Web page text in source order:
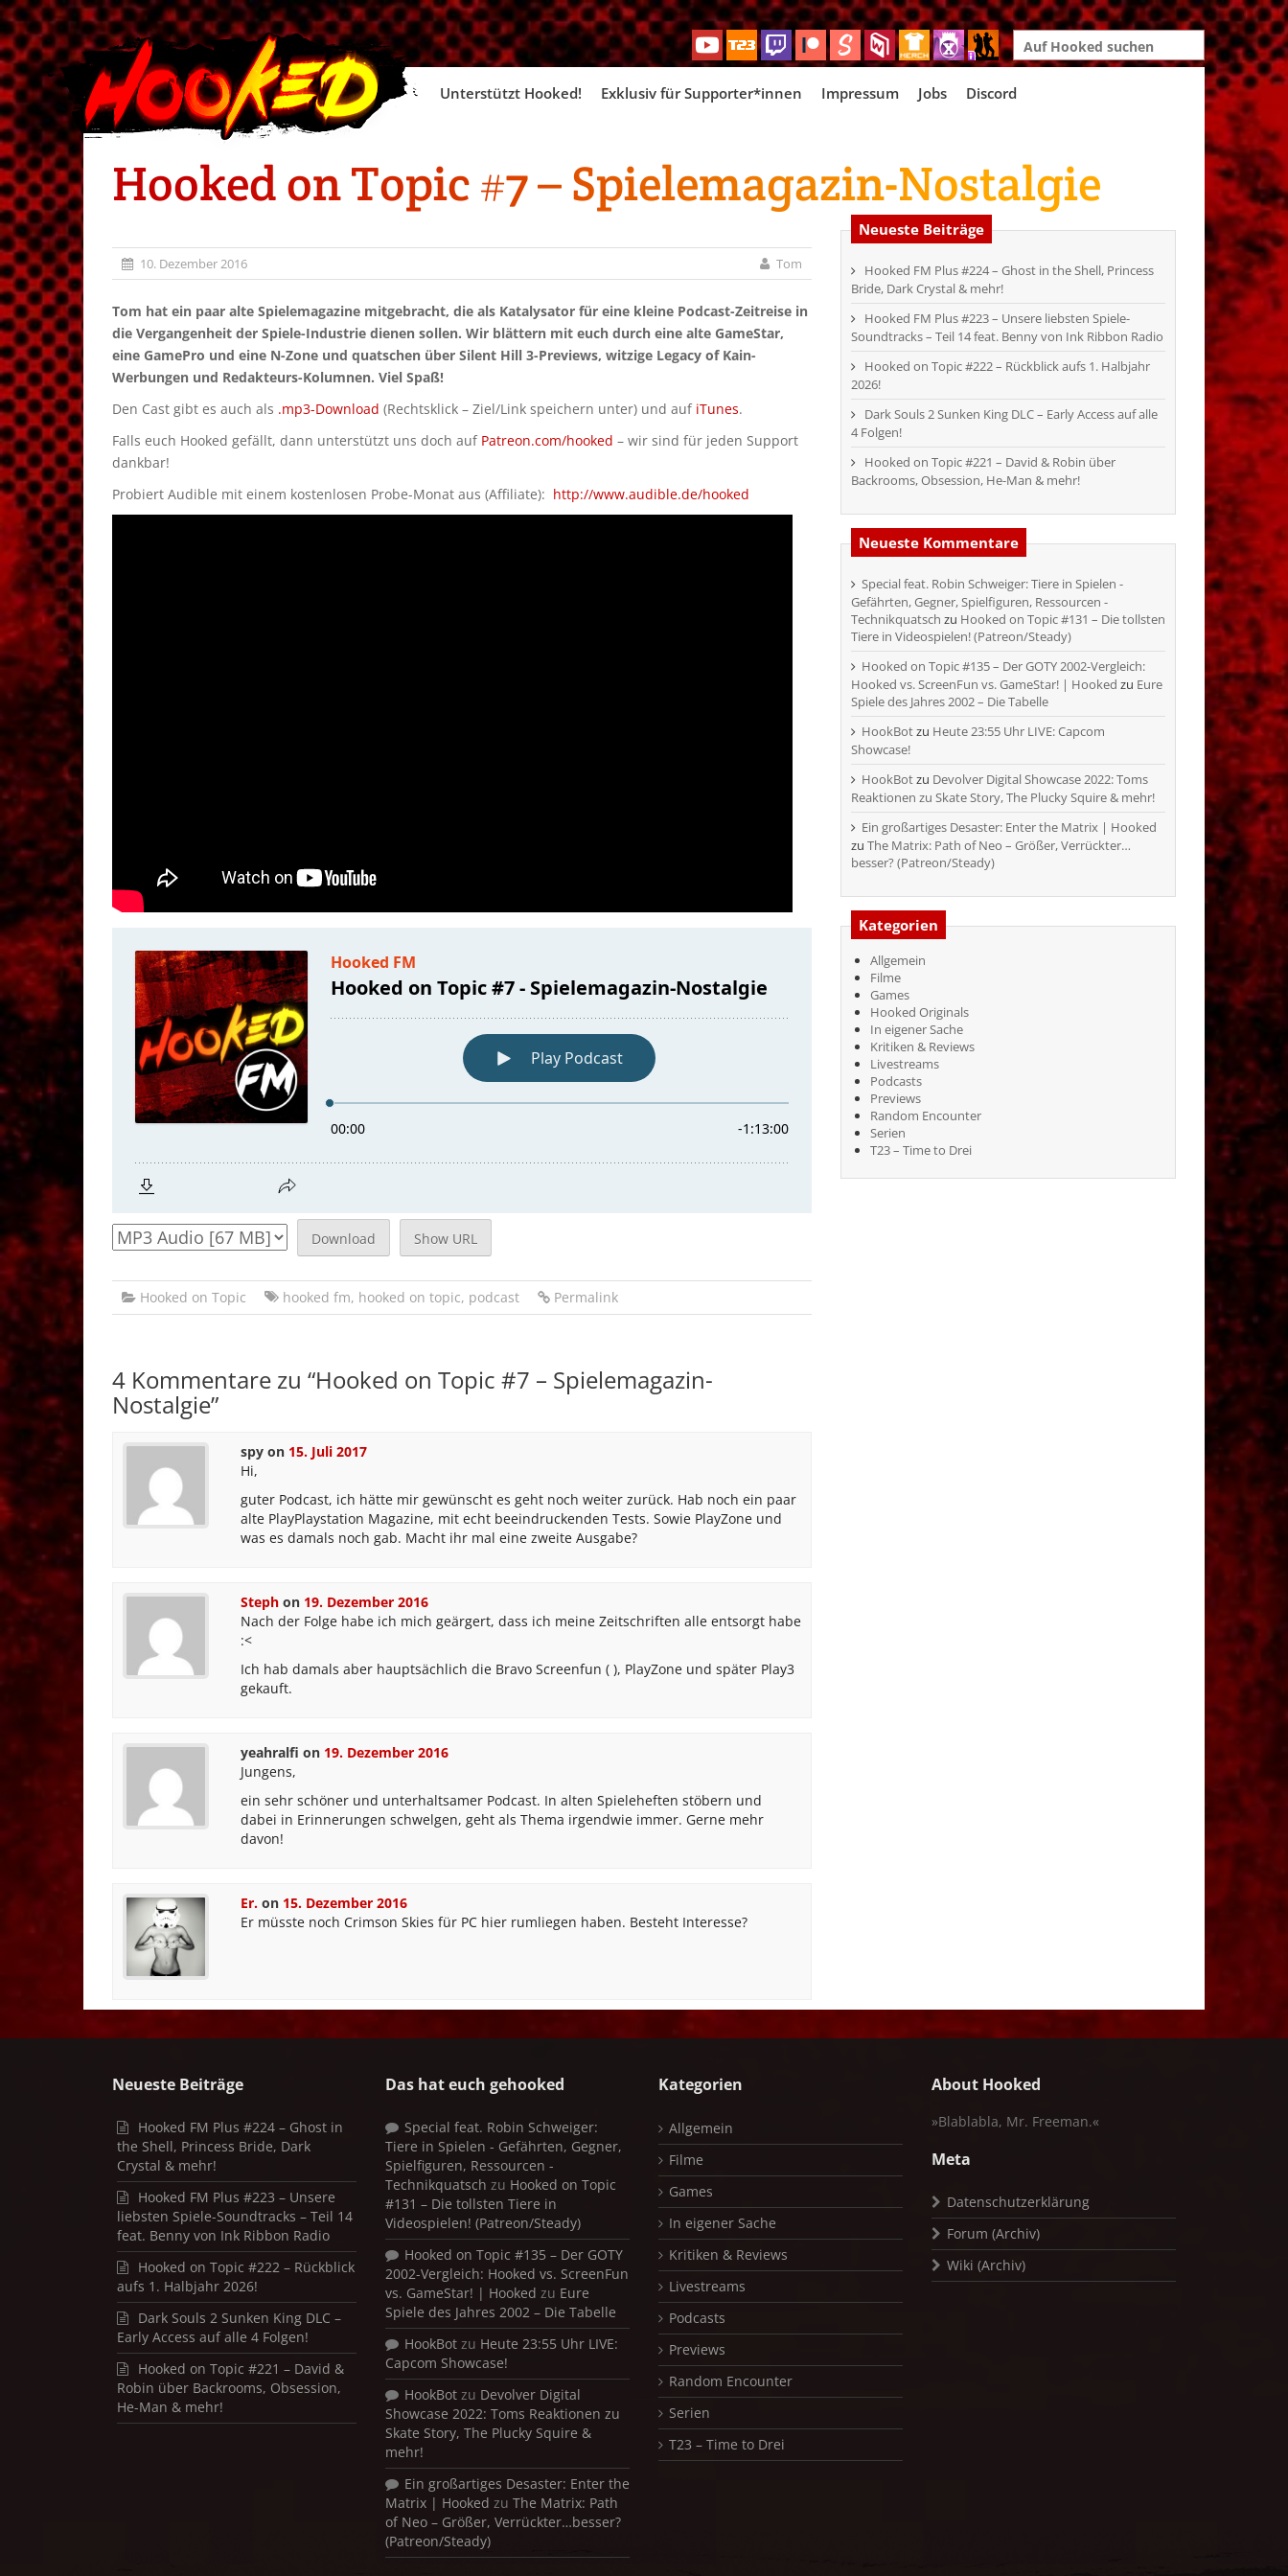
Search
for:
Skip
Unterstützt Hooked! Exklusiv für Supporter*innen Impressum Jobs Discord
Hooked on Topic #7 – Spielemagazin-Nostalgie
10. Dezember 2016 Tom
Tom hat ein paar alte Spielemagazine mitgebracht, die als Katalysator für eine kleine Podcast-Zeitreise in
die Vergangenheit der Spiele-Industrie dienen sollen. Wir blättern mit euch durch eine alte GameStar,
eine GamePro und eine N-Zone und quatschen über Silent Hill 3-Previews, witzige Legacy of Kain-
Werbungen und Redakteurs-Kolumnen. Viel Spaß!
Den Cast gibt es auch als .mp3-Download (Rechtsklick – Ziel/Link speichern unter) und auf iTunes.
Falls euch Hooked gefällt, dann unterstützt uns doch auf Patreon.com/hooked – wir sind für jeden Support
dankbar!
Probiert Audible mit einem kostenlosen Probe-Monat aus (Affiliate): http://www.audible.de/hooked
Download Show URL
Hooked on Topic hooked fm, hooked on topic, podcast Permalink
4 Kommentare zu “Hooked on Topic #7 – Spielemagazin-
Nostalgie”
spy on 15. Juli 2017
Hi,
guter Podcast, ich hätte mir gewünscht es geht noch weiter zurück. Hab noch ein paar
alte PlayPlaystation Magazine, mit echt beeindruckenden Tests. Sowie PlayZone und
was es damals noch gab. Macht ihr mal eine zweite Ausgabe?
Steph on 19. Dezember 2016
Nach der Folge habe ich mich geärgert, dass ich meine Zeitschriften alle entsorgt habe
:<
Ich hab damals aber hauptsächlich die Bravo Screenfun ( ), PlayZone und später Play3
gekauft.
yeahralfi on 19. Dezember 2016
Jungens,
ein sehr schöner und unterhaltsamer Podcast. In alten Spieleheften stöbern und
dabei in Erinnerungen schwelgen, geht als Thema irgendwie immer. Gerne mehr
davon!
Er. on 15. Dezember 2016
Er müsste noch Crimson Skies für PC hier rumliegen haben. Besteht Interesse?
Neueste Beiträge
Hooked FM Plus #224 – Ghost in the Shell, Princess
Bride, Dark Crystal & mehr!
Hooked FM Plus #223 – Unsere liebsten Spiele-
Soundtracks – Teil 14 feat. Benny von Ink Ribbon Radio
Hooked on Topic #222 – Rückblick aufs 1. Halbjahr
2026!
Dark Souls 2 Sunken King DLC – Early Access auf alle
4 Folgen!
Hooked on Topic #221 – David & Robin über
Backrooms, Obsession, He-Man & mehr!
Neueste Kommentare
Special feat. Robin Schweiger: Tiere in Spielen -
Gefährten, Gegner, Spielfiguren, Ressourcen -
Technikquatsch zu Hooked on Topic #131 – Die tollsten
Tiere in Videospielen! (Patreon/Steady)
Hooked on Topic #135 – Der GOTY 2002-Vergleich:
Hooked vs. ScreenFun vs. GameStar! | Hooked zu Eure
Spiele des Jahres 2002 – Die Tabelle
HookBotzu Heute 23:55 Uhr LIVE: Capcom
Showcase!
HookBotzu Devolver Digital Showcase 2022: Toms
Reaktionen zu Skate Story, The Plucky Squire & mehr!
Ein großartiges Desaster: Enter the Matrix | Hooked
zu The Matrix: Path of Neo – Größer, Verrückter…
besser? (Patreon/Steady)
Kategorien
Allgemein
Filme
Games
Hooked Originals
In eigener Sache
Kritiken & Reviews
Livestreams
Podcasts
Previews
Random Encounter
Serien
T23 – Time to Drei
Neueste Beiträge
Hooked FM Plus #224 – Ghost in
the Shell, Princess Bride, Dark
Crystal & mehr!
Hooked FM Plus #223 – Unsere
liebsten Spiele-Soundtracks – Teil 14
feat. Benny von Ink Ribbon Radio
Hooked on Topic #222 – Rückblick
aufs 1. Halbjahr 2026!
Dark Souls 2 Sunken King DLC –
Early Access auf alle 4 Folgen!
Hooked on Topic #221 – David &
Robin über Backrooms, Obsession,
He-Man & mehr!
Das hat euch gehooked
Special feat. Robin Schweiger:
Tiere in Spielen - Gefährten, Gegner,
Spielfiguren, Ressourcen -
Technikquatsch zu Hooked on Topic
#131 – Die tollsten Tiere in
Videospielen! (Patreon/Steady)
Hooked on Topic #135 – Der GOTY
2002-Vergleich: Hooked vs. ScreenFun
vs. GameStar! | Hooked zu Eure
Spiele des Jahres 2002 – Die Tabelle
HookBot zu Heute 23:55 Uhr LIVE:
Capcom Showcase!
HookBot zu Devolver Digital
Showcase 2022: Toms Reaktionen zu
Skate Story, The Plucky Squire &
mehr!
Ein großartiges Desaster: Enter the
Matrix | Hooked zu The Matrix: Path
of Neo – Größer, Verrückter…besser?
(Patreon/Steady)
Kategorien
Allgemein
Filme
Games
In eigener Sache
Kritiken & Reviews
Livestreams
Podcasts
Previews
Random Encounter
Serien
T23 – Time to Drei
About Hooked
»Blablabla, Mr. Freeman.«
Meta
Datenschutzerklärung
Forum (Archiv)
Wiki (Archiv)